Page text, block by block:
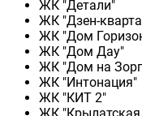
ЖК "Детали"
ЖК "Дзен-
ЖК "Дом
ЖК "Дом Дау"
ЖК "Дом на
ЖК "Интонация"
ЖК "КИТ 2"